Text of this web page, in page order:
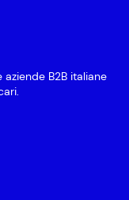
B2B italiane